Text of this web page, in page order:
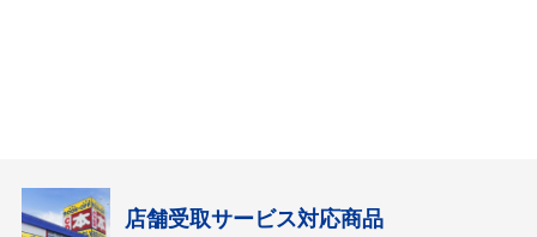
店舗受取サービス対応商品